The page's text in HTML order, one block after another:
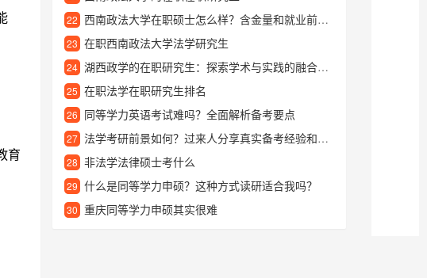
育
22 西南政法大学在职硕士怎么样？含金量和就业前景深度解析
23 在职西南政法大学法学研究生
24 湖西政学的在职研究生：探索学术与实践的融合之路
25 在职法学在职研究生排名
26 同等学力英语考试难吗？全面解析备考要点
27 法学考研前景如何？过来人分享真实备考经验和就业方向
28 非法学法律硕士考什么
29 什么是同等学力申硕？这种方式读研适合我吗？
30 重庆同等学力申硕其实很难